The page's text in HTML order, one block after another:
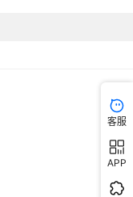
客服
APP